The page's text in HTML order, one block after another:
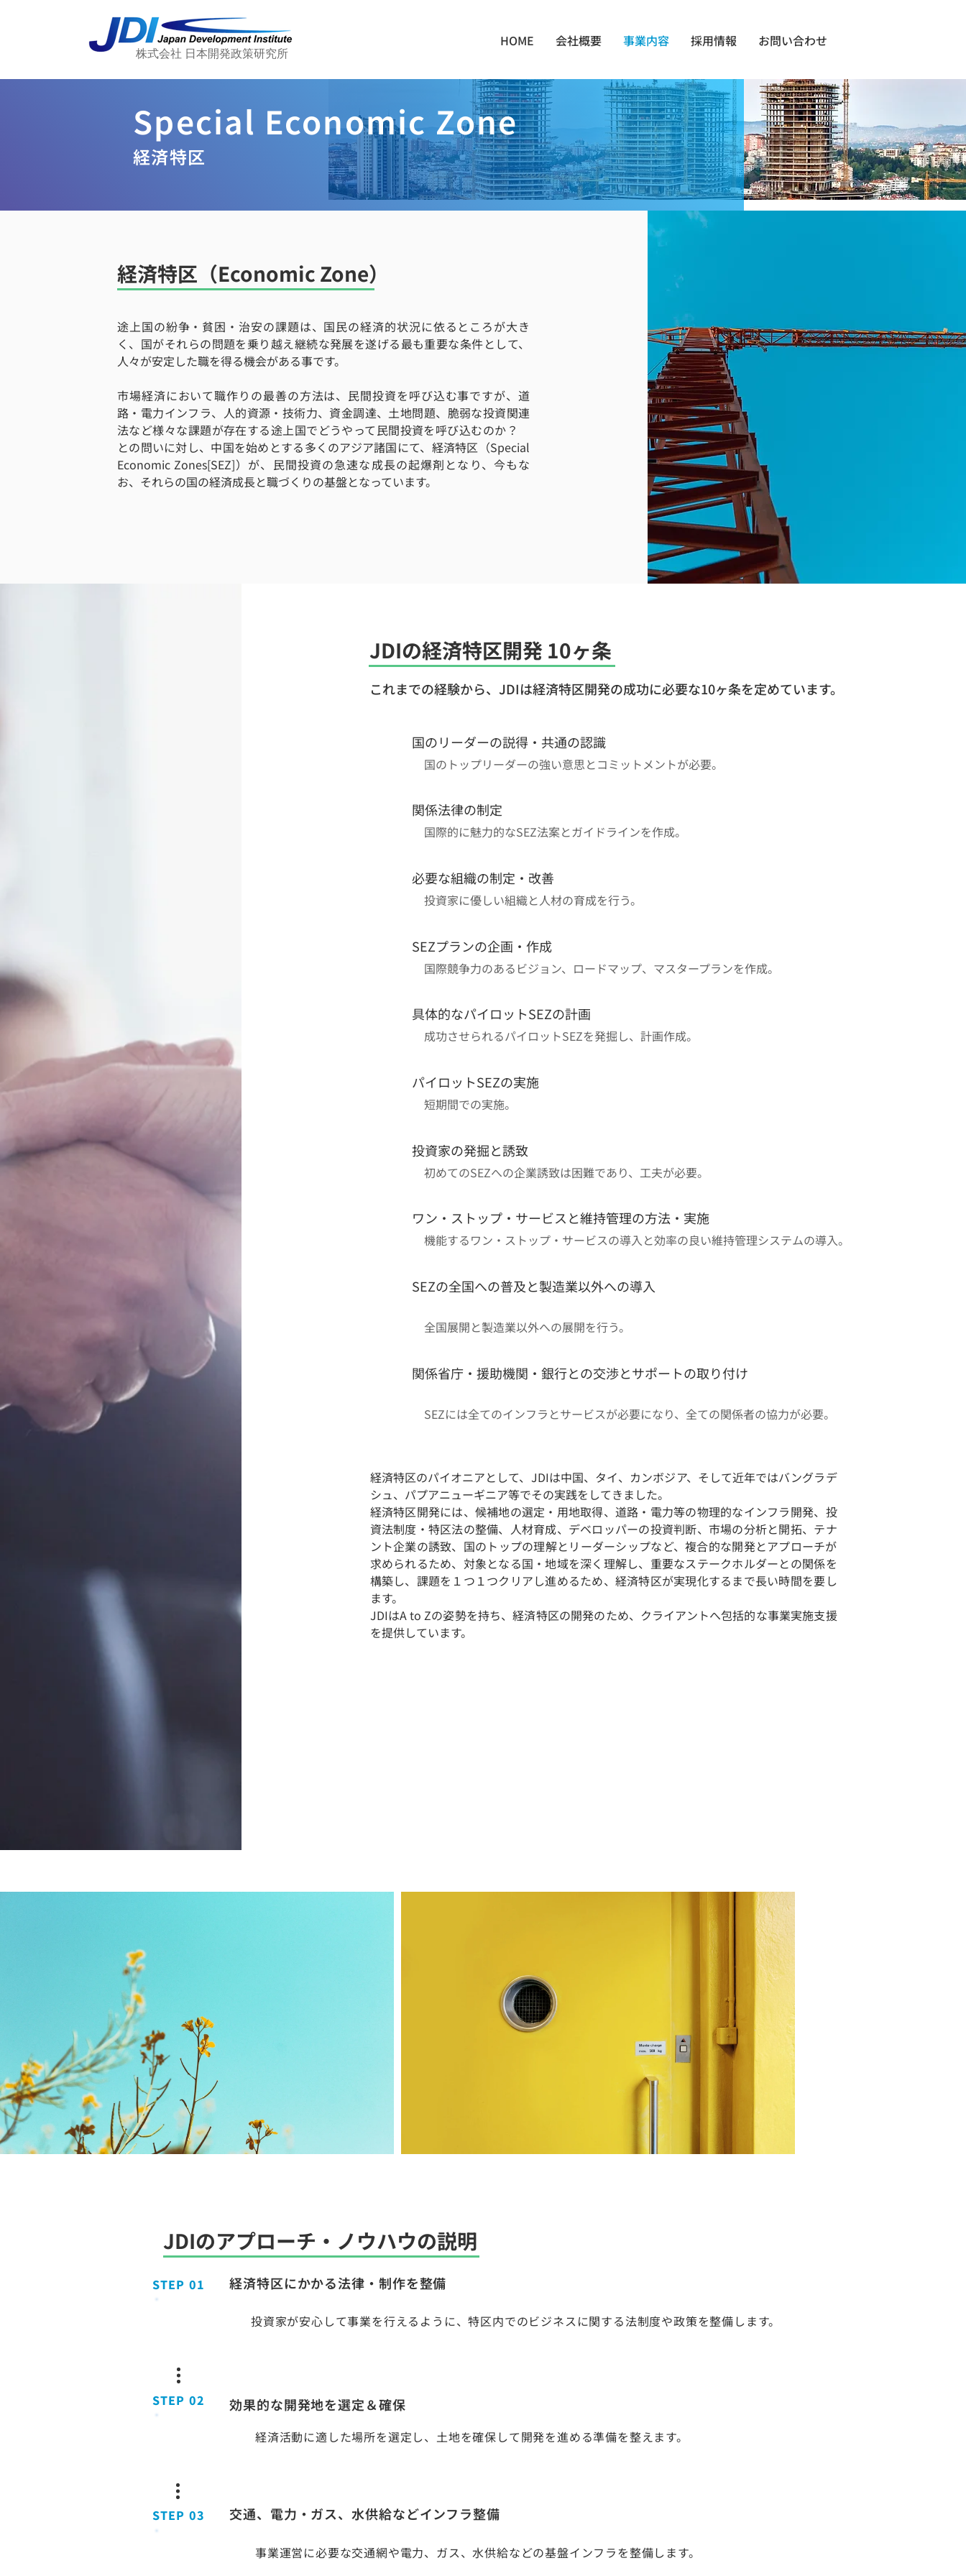
株式会社 日本開発政策研究所
HOME 会社概要 事業内容 採用情報 お問い合わせ
Special Economic Zone
経済特区
​経済特区（Economic Zone）
途上国の紛争・貧困・治安の課題は、国民の経済的状況に依るところが大き
く、国がそれらの問題を乗り越え継続な発展を遂げる最も重要な条件として、
人々が安定した職を得る機会がある事です。
市場経済において職作りの最善の方法は、民間投資を呼び込む事ですが、道
路・電力インフラ、人的資源・技術力、資金調達、土地問題、脆弱な投資関連
法など様々な課題が存在する途上国でどうやって民間投資を呼び込むのか？
との問いに対し、中国を始めとする多くのアジア諸国にて、経済特区（Special
Economic Zones[SEZ]）が、民間投資の急速な成長の起爆剤となり、今もな
お、それらの国の経済成長と職づくりの基盤となっています。
JDIの経済特区開発 10ヶ条
これまでの経験から、JDIは経済特区開発の成功に必要な10ヶ条を定めています。
国のリーダーの説得・共通の認識
国のトップリーダーの強い意思とコミットメントが必要。
関係法律の制定
国際的に魅力的なSEZ法案とガイドラインを作成。
必要な組織の制定・改善
投資家に優しい組織と人材の育成を行う。
SEZプランの企画・作成
国際競争力のあるビジョン、ロードマップ、マスタープランを作成。
具体的なパイロットSEZの計画
成功させられるパイロットSEZを発掘し、計画作成。
パイロットSEZの実施
短期間での実施。
投資家の発掘と誘致
初めてのSEZへの企業誘致は困難であり、工夫が必要。
ワン・ストップ・サービスと維持管理の方法・実施
機能するワン・ストップ・サービスの導入と効率の良い維持管理システムの導入。
SEZの全国への普及と製造業以外への導入
全国展開と製造業以外への展開を行う。
関係省庁・援助機関・銀行との交渉とサポートの取り付け
SEZには全てのインフラとサービスが必要になり、全ての関係者の協力が必要。
経済特区のパイオニアとして、JDIは中国、タイ、カンボジア、そして近年ではバングラデ
シュ、パプアニューギニア等でその実践をしてきました。
経済特区開発には、候補地の選定・用地取得、道路・電力等の物理的なインフラ開発、投
資法制度・特区法の整備、人材育成、デベロッパーの投資判断、市場の分析と開拓、テナ
ント企業の誘致、国のトップの理解とリーダーシップなど、複合的な開発とアプローチが
求められるため、対象となる国・地域を深く理解し、重要なステークホルダーとの関係を
構築し、課題を１つ１つクリアし進めるため、経済特区が実現化するまで長い時間を要し
ます。
JDIはA to Zの姿勢を持ち、経済特区の開発のため、クライアントへ包括的な事業実施支援
を提供しています。
​JDIのアプローチ・ノウハウの説明
STEP 01 経済特区にかかる法律・制作を整備
投資家が安心して事業を行えるように、特区内でのビジネスに関する法制度や政策を整備します。
STEP 02 効果的な開発地を選定＆確保
経済活動に適した場所を選定し、土地を確保して開発を進める準備を整えます。
STEP 03 交通、電力・ガス、水供給などインフラ整備
事業運営に必要な交通網や電力、ガス、水供給などの基盤インフラを整備します。